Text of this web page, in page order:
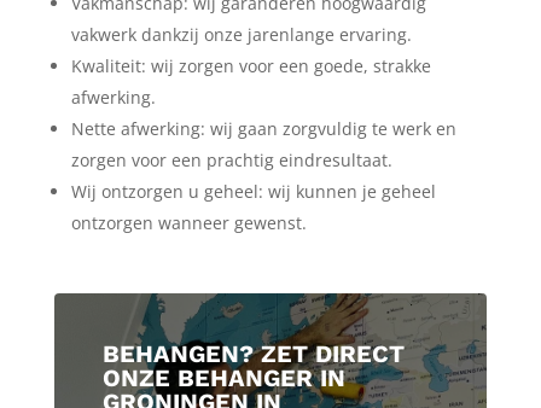
vakwerk dankzij onze jarenlange ervaring.
Kwaliteit: wij zorgen voor een goede, strakke
afwerking.
Nette afwerking: wij gaan zorgvuldig te werk en
zorgen voor een prachtig eindresultaat.
Wij ontzorgen u geheel: wij kunnen je geheel
ontzorgen wanneer gewenst.
BEHANGEN? ZET DIRECT
ONZE BEHANGER IN